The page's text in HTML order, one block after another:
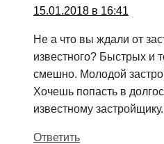
15.01.2018 в 16:41
Не а что вы ждали от
известного? Быстрых и
смешно. Молодой
Хочешь попасть в
известному застройщику.
Ответить